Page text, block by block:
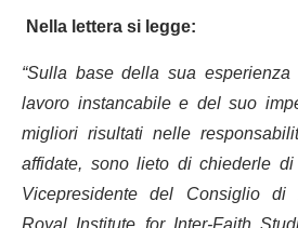
Nella lettera si legge:
“Sulla base della sua
lavoro instancabile e del suo
migliori risultati nelle
affidate, sono lieto di chiederle
Vicepresidente del Consiglio di